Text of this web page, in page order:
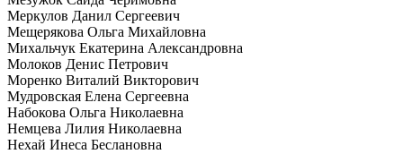
Меркулов Данил Сергеевич
Мещерякова Ольга Михайловна
Михальчук Екатерина Александровна
Молоков Денис Петрович
Моренко Виталий Викторович
Мудровская Елена Сергеевна
Набокова Ольга Николаевна
Немцева Лилия Николаевна
Нехай Инеса Беслановна